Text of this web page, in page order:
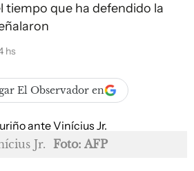
tiempo que ha defendido la
hs
El Observador en
Jr. Foto: AFP